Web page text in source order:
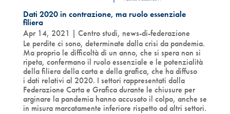
Dati 2020 in contrazione, ma ruolo essenziale
filiera
Apr 14, 2021 | Centro studi, news-di-federazione
Le perdite ci sono, determinate dalla crisi da pandemia.
Ma proprio le difficoltà di un anno, che si spera non si
ripeta, confermano il ruolo essenziale e le potenzialità
della filiera della carta e della grafica, che ha diffuso
i dati relativi al 2020. I settori rappresentati dalla
Federazione Carta e Grafica durante le chiusure per
arginare la pandemia hanno accusato il colpo, anche se
in misura marcatamente inferiore rispetto ad altri settori.